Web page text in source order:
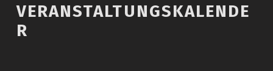
VERANSTALTUNGSKALENDE
R